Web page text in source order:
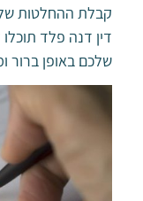
קבלת ההחלטות
דין דנה פלד
שלכם באופן ברור